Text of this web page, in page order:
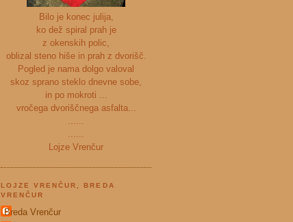
Bilo je konec julija,
ko dež spiral prah je
z okenskih polic,
oblizal steno hiše in prah z dvorišč.
Pogled je nama dolgo valoval
skoz sprano steklo dnevne sobe,
in po mokroti ...
vročega dvoriščnega asfalta...
......
......
Lojze Vrenčur
LOJZE VRENČUR, BREDA
VRENČUR
Breda Vrenčur